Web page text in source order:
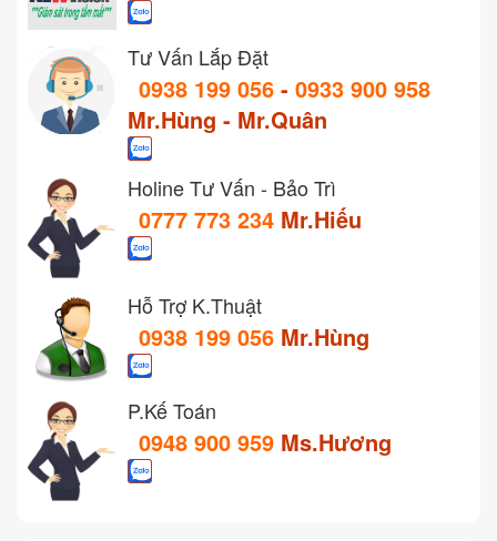
Tư Vấn Lắp Đặt
0938 199 056 - 0933 900 958
Mr.Hùng - Mr.Quân
Holine Tư Vấn - Bảo Trì
0777 773 234 Mr.Hiếu
Hỗ Trợ K.Thuật
0938 199 056 Mr.Hùng
P.Kế Toán
0948 900 959 Ms.Hương